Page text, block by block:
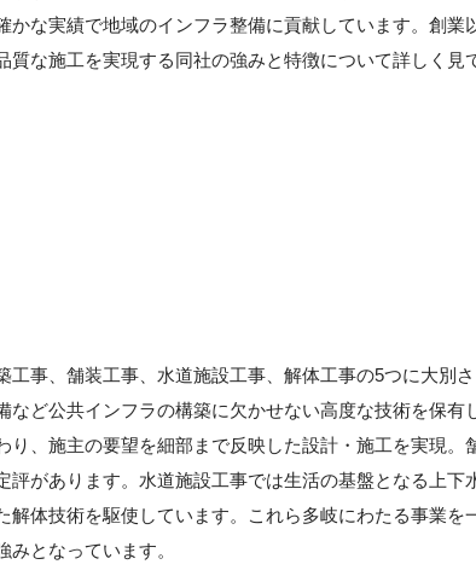
かな実績で地域のインフラ整備に貢献しています。創業
な施工を実現する同社の強みと特徴について詳しく見
事、舗装工事、水道施設工事、解体工事の5つに大別さ
ど公共インフラの構築に欠かせない高度な技術を保有
、施主の要望を細部まで反映した設計・施工を実現。
があります。水道施設工事では生活の基盤となる上下
体技術を駆使しています。これら多岐にわたる事業を
となっています。